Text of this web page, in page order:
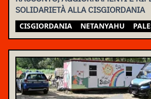
SOLIDARIETÀ ALLA CISGIORDANIA
CISGIORDANIA NETANYAHU